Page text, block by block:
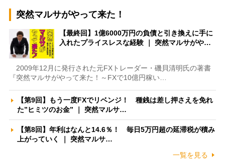
突然マルサがやって来た！
【最終回】1億6000万円の負債と引き換えに手に
入れたプライスレスな経験 ｜ 突然マルサがや…
2009年12月に発行された元FXトレーダー・磯貝清明氏の著書
『突然マルサがやって来た！～FXで10億円稼い…
【第9回】もう一度FXでリベンジ！ 種銭は差し押さえを免れ
た”ヒミツのお金” ｜ 突然マルサ…
【第8回】年利はなんと14.6％！ 毎日5万円超の延滞税が積み
上がっていく ｜ 突然マルサ…
一覧を見る